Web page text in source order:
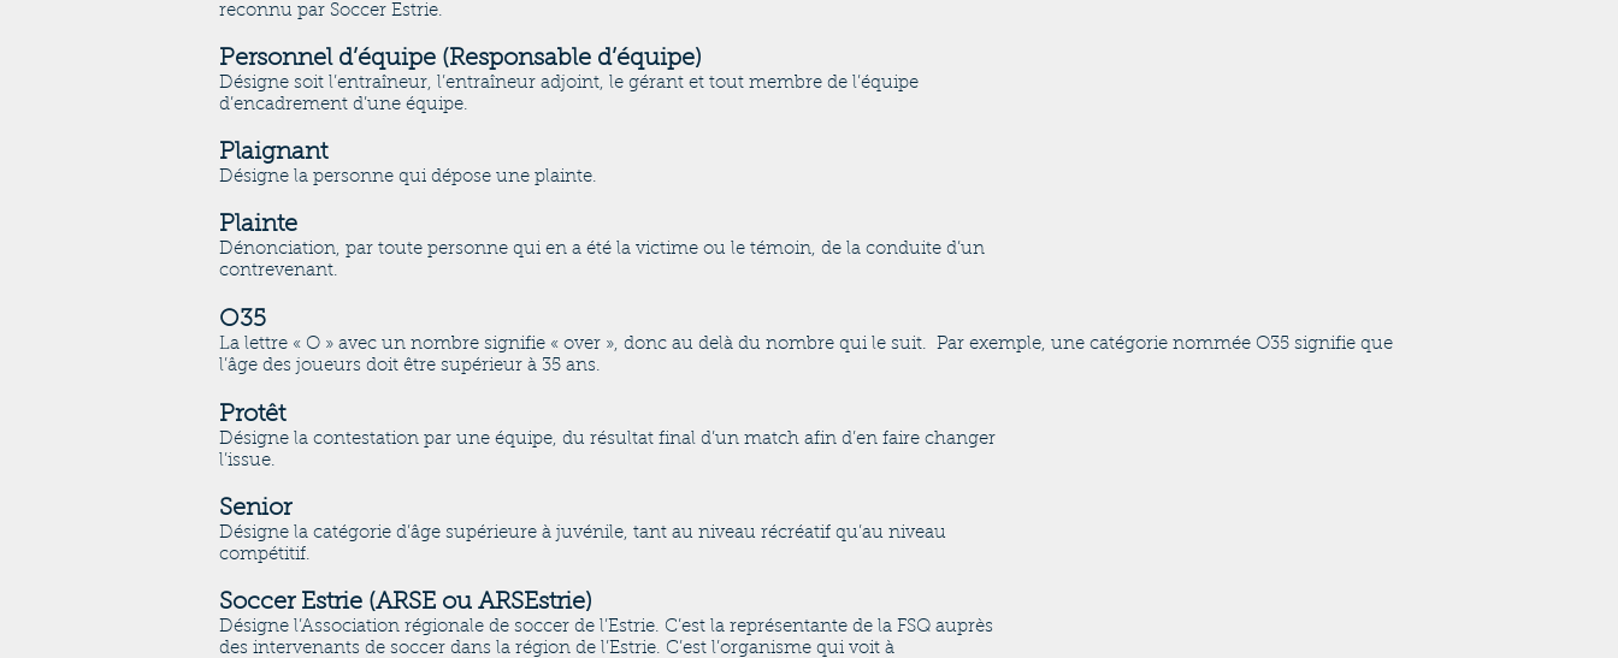
reconnu par Soccer Estrie.
Personnel d’équipe (Responsable d’équipe)
Désigne soit l’entraîneur, l’entraîneur adjoint, le gérant et tout membre de l’équipe
d’encadrement d’une équipe.
Plaignant
Désigne la personne qui dépose une plainte.
Plainte
Dénonciation, par toute personne qui en a été la victime ou le témoin, de la conduite d’un
contrevenant.
O35
La lettre « O » avec un nombre signifie « over », donc au delà du nombre qui le suit. Par exemple, une catégorie nommée O35 signifie que
l’âge des joueurs doit être supérieur à 35 ans.
Protêt
Désigne la contestation par une équipe, du résultat final d’un match afin d’en faire changer
l’issue.
Senior
Désigne la catégorie d’âge supérieure à juvénile, tant au niveau récréatif qu’au niveau
compétitif.
Soccer Estrie (ARSE ou ARSEstrie)
Désigne l’Association régionale de soccer de l’Estrie. C’est la représentante de la FSQ auprès
des intervenants de soccer dans la région de l’Estrie. C’est l’organisme qui voit à